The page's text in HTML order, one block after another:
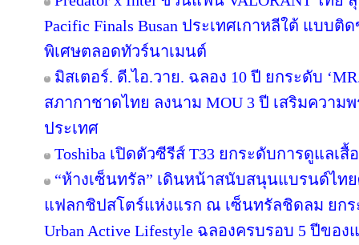
Pacific Finals Busan ประเทศเกาหลีใต้ แบบ
พิเศษตลอดทัวร์นาเมนต์
มิสเตอร์. ดี.ไอ.วาย. ฉลอง 10 ปี ยกระดับ
สภากาชาดไทย ลงนาม MOU 3 ปี เสริมความ
ประเทศ
Toshiba เปิดตัวซีรีส์ T33 ยกระดับการดูแลเ
“ห้างเซ็นทรัล” เดินหน้าสนับสนุนแบรนด์ไทย
แฟลกชิปสโตร์แห่งแรก ณ เซ็นทรัลชิดลม ยก
Urban Active Lifestyle ฉลองครบรอบ 5 ปีของ